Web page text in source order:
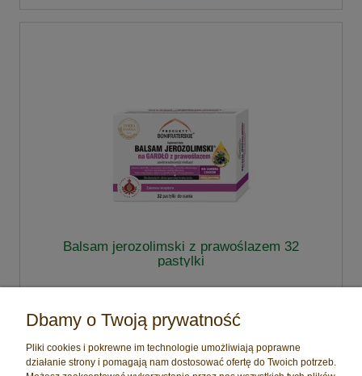
Balsam jerozolimski z prawoślazem 32
pastylki
do koszyka
Dbamy o Twoją prywatność
Pliki cookies i pokrewne im technologie umożliwiają poprawne
działanie strony i pomagają nam dostosować ofertę do Twoich potrzeb.